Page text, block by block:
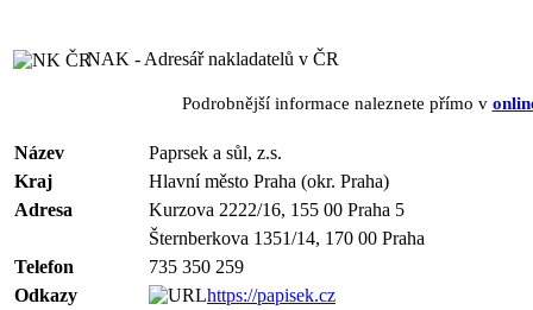
NAK - Adresář nakladatelů v ČR
Podrobnější informace naleznete přímo v
Název
Paprsek a sůl, z.s.
Kraj
Hlavní město Praha (okr. Praha)
Adresa
Kurzova 2222/16, 155 00 Praha 5
Šternberkova 1351/14, 170 00 Praha
Telefon
735 350 259
Odkazy
https://papisek.cz